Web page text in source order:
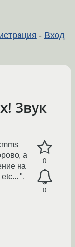
- Вход
Звук
0
0
а
на